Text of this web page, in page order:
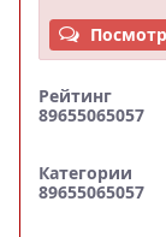
Рейтинг
89655065057
Категории
89655065057